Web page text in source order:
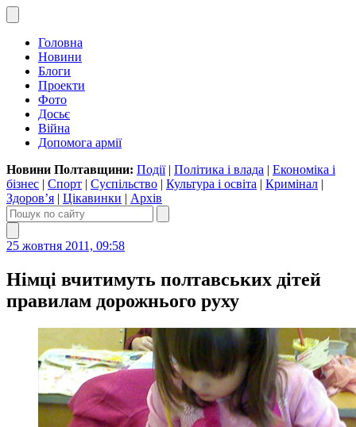
Головна
Новини
Блоги
Проекти
Фото
Досьє
Війна
Допомога армії
Новини Полтавщини: Події| Політика і влада | Економіка і
бізнес | Спорт | Суспільство | Культура і освіта | Кримінал |
Здоров’я | Цікавинки | Архів
25 жовтня 2011, 09:58
Німці вчитимуть полтавських дітей
правилам дорожнього руху